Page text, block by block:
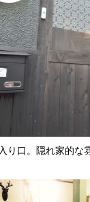
り口。隠れ家的な